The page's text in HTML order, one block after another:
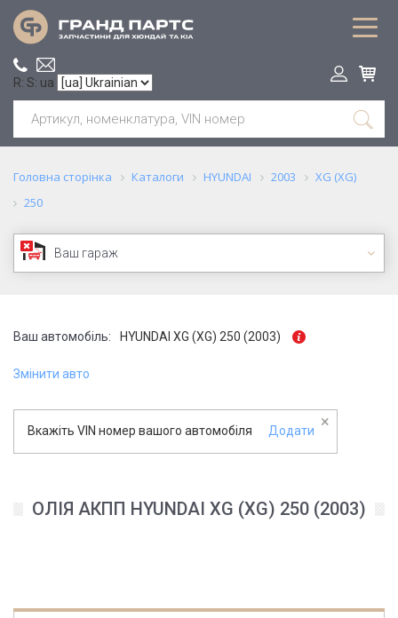
R: S: ua
Головна сторінка Каталоги HYUNDAI 2003
XG (XG)
250
Ваш гараж
Ваш автомобіль: HYUNDAI XG (XG) 250 (2003)
Змінити авто
Вкажіть VIN номер вашого автомобіля Додати
×
ОЛІЯ АКПП HYUNDAI XG (XG) 250 (2003)